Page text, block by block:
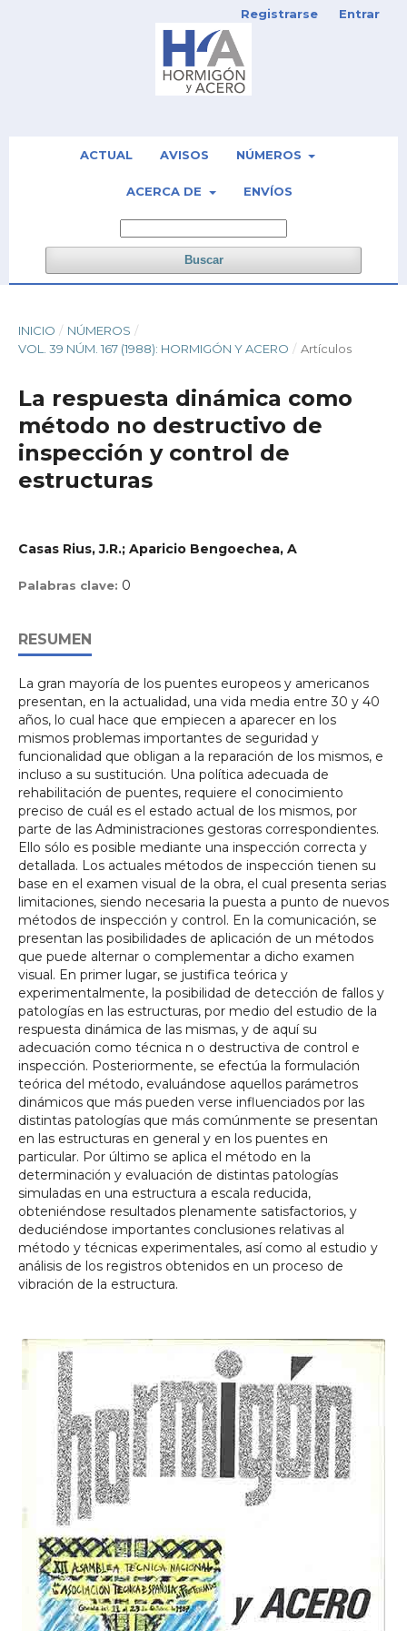
ACTUAL AVISOS NÚMEROS
ACERCA DE ENVÍOS
Buscar
Registrarse Entrar
INICIO / NÚMEROS /
VOL. 39 NÚM. 167 (1988): HORMIGÓN Y ACERO / Artículos
La respuesta dinámica como
método no destructivo de
inspección y control de
estructuras
Casas Rius, J.R.; Aparicio Bengoechea, A
Palabras clave: 0
RESUMEN
La gran mayoría de los puentes europeos y americanos
presentan, en la actualidad, una vida media entre 30 y 40
años, lo cual hace que empiecen a aparecer en los
mismos problemas importantes de seguridad y
funcionalidad que obligan a la reparación de los mismos, e
incluso a su sustitución. Una política adecuada de
rehabilitación de puentes, requiere el conocimiento
preciso de cuál es el estado actual de los mismos, por
parte de las Administraciones gestoras correspondientes.
Ello sólo es posible mediante una inspección correcta y
detallada. Los actuales métodos de inspección tienen su
base en el examen visual de la obra, el cual presenta serias
limitaciones, siendo necesaria la puesta a punto de nuevos
métodos de inspección y control. En la comunicación, se
presentan las posibilidades de aplicación de un métodos
que puede alternar o complementar a dicho examen
visual. En primer lugar, se justifica teórica y
experimentalmente, la posibilidad de detección de fallos y
patologías en las estructuras, por medio del estudio de la
respuesta dinámica de las mismas, y de aquí su
adecuación como técnica n o destructiva de control e
inspección. Posteriormente, se efectúa la formulación
teórica del método, evaluándose aquellos parámetros
dinámicos que más pueden verse influenciados por las
distintas patologías que más comúnmente se presentan
en las estructuras en general y en los puentes en
particular. Por último se aplica el método en la
determinación y evaluación de distintas patologías
simuladas en una estructura a escala reducida,
obteniéndose resultados plenamente satisfactorios, y
deduciéndose importantes conclusiones relativas al
método y técnicas experimentales, así como al estudio y
análisis de los registros obtenidos en un proceso de
vibración de la estructura.